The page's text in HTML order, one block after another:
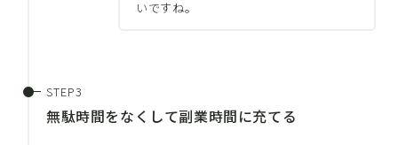
いですね。
無駄時間をなくして副業時間に充てる